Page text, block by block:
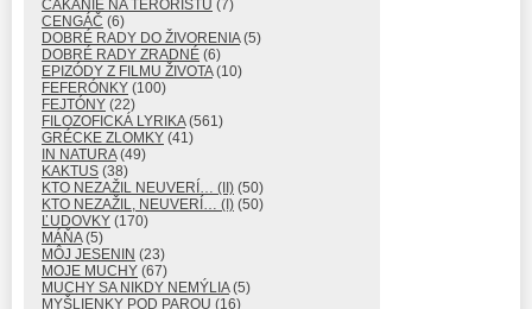
ČAKANIE NA TERORISTU (7)
CENGÁČ (6)
DOBRÉ RADY DO ŽIVORENIA(5)
DOBRÉ RADY ZRADNÉ (6)
EPIZÓDY Z FILMU ŽIVOTA(10)
FEFERÓNKY (100)
FEJTÓNY (22)
FILOZOFICKÁ LYRIKA(561)
GRÉCKE ZLOMKY (41)
IN NATURA(49)
KAKTUS (38)
KTO NEZAŽIL NEUVERÍ… (II) (50)
KTO NEZAŽIL, NEUVERÍ… (I) (50)
ĽUDOVKY (170)
MÁŇA(5)
MÔJ JESENIN (23)
MOJE MUCHY (67)
MUCHY SA NIKDY NEMÝLIA(5)
MYŠLIENKY POD PAROU (16)